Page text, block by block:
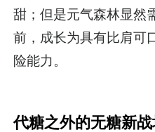
甜；但是元气森林显然
前，成长为具有比肩可
险能力。
代糖之外的无糖新